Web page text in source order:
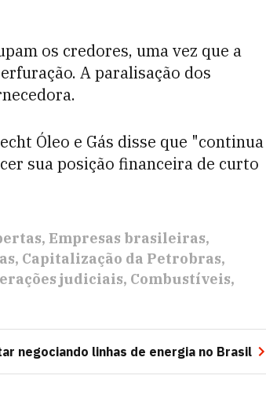
os credores, uma vez que a
A paralisação dos
Óleo e Gás disse que "continua
sua posição financeira de curto
Empresas brasileiras
Capitalização da Petrobras
judiciais Combustíveis
negociando linhas de energia no Brasil